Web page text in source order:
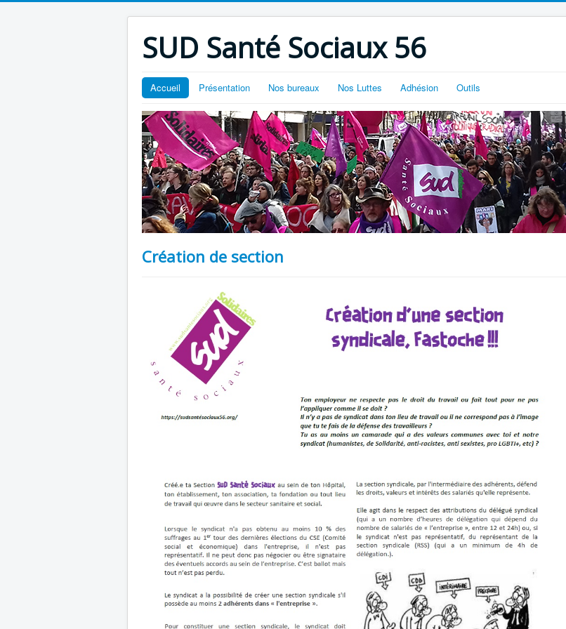
SUD Santé Sociaux 56
Accueil Présentation Nos bureaux Nos Luttes Adhésion Outils
Création de section